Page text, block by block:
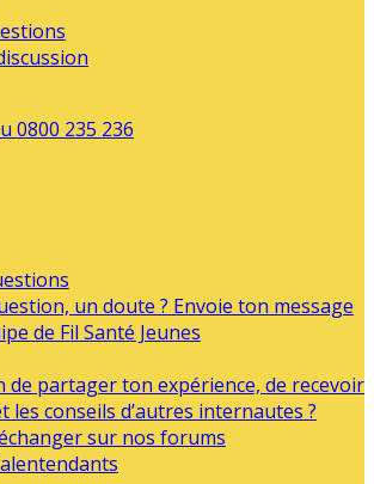
un doute ? Envoie ton message
de Fil Santé Jeunes
de partager ton expérience, de recevoir
les conseils d’autres internautes ?
sur nos forums